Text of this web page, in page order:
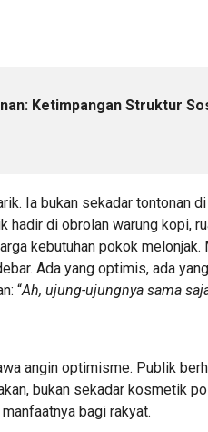
Ketimpangan Struktur
Ia bukan sekadar tontonan
di obrolan warung kopi,
kebutuhan pokok melonjak.
Ada yang optimis, ada
“Ah, ujung-ujungnya sama
angin optimisme. Publik
bukan sekadar kosmetik
bagi rakyat.